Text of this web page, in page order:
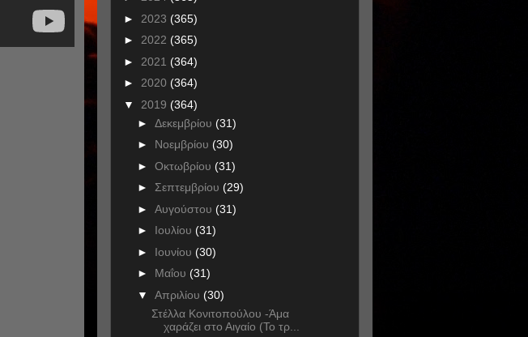
► 2023 (365)
► 2022 (365)
► 2021 (364)
► 2020 (364)
▼ 2019 (364)
► Δεκεμβρίου (31)
► Νοεμβρίου (30)
► Οκτωβρίου (31)
► Σεπτεμβρίου (29)
► Αυγούστου (31)
► Ιουλίου (31)
► Ιουνίου (30)
► Μαΐου (31)
▼ Απριλίου (30)
Στέλλα Κονιτοπούλου -Άμα
χαράζει στο Αιγαίο (Το τρ...